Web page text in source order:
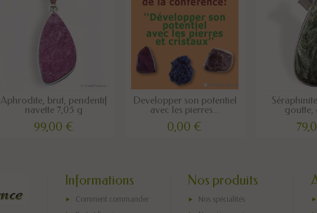
Aphrodite, brut, pendentif
navette 7,05 g
99,00 €
Developper son potentiel
avec les pierres...
0,00 €
goutte,
Informations
Comment commander
Nos produits
Nos spécialités